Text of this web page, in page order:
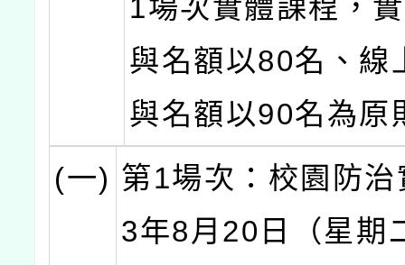
1場次實體課程，
與名額以80名、線
與名額以90名為原
(一) 第1場次：校園防
3年8月20日（星期